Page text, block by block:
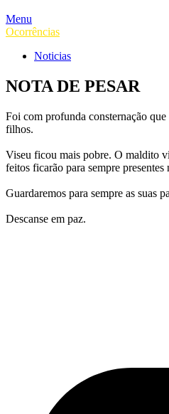
Menu
Ocorrências
Noticias
NOTA DE PESAR
Foi com profunda consternação
filhos.
Viseu ficou mais pobre. O maldito
feitos ficarão para sempre
Guardaremos para sempre as suas
Descanse em paz.